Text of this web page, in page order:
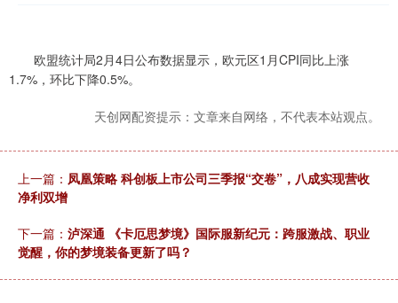
欧盟统计局2月4日公布数据显示，欧元区1月CPI同比上涨
1.7%，环比下降0.5%。
天创网配资提示：文章来自网络，不代表本站观点。
上一篇： 凤凰策略 科创板上市公司三季报“交卷”，八成实现营收
净利双增
下一篇： 泸深通 《卡厄思梦境》国际服新纪元：跨服激战、职业
觉醒，你的梦境装备更新了吗？